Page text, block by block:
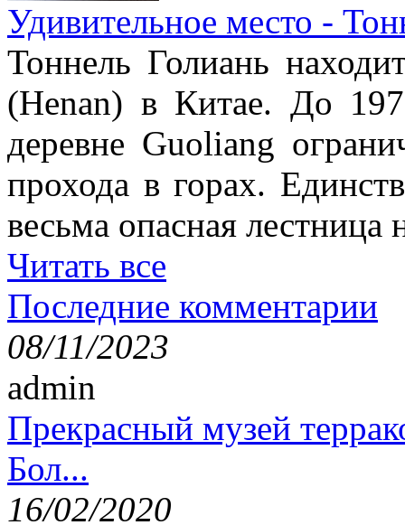
Удивительное место -
Тоннель Голиань
(Henan) в Китае. До
деревне Guoliang
прохода в горах.
весьма опасная лестница
Читать все
Последние комментарии
08/11/2023
admin
Прекрасный музей
Бол...
16/02/2020